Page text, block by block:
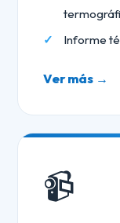
Informe
Ver más →
📹